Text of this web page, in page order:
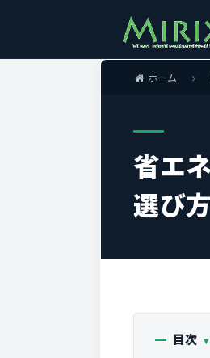
ホーム
省エ
選び方
目次